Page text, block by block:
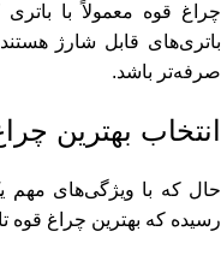
چراغ قوه معمولاً با
باتری‌های قابل شارژ
صرفه‌تر باشد.
انتخاب بهترین چراغ قوه
حال که با ویژگی‌های
رسیده که بهترین چراغ قوه تا ۲ میلیون را بررسی کنیم.